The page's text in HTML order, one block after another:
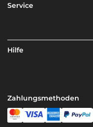
Service
Hilfe
Zahlungsmethoden